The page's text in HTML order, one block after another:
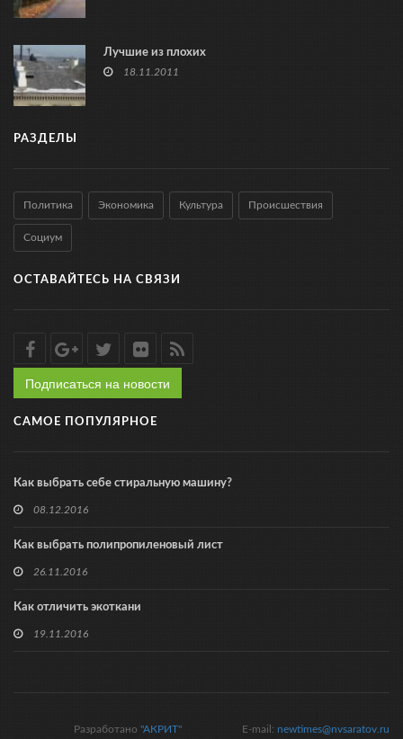
Лучшие из плохих
18.11.2011
РАЗДЕЛЫ
Политика Экономика Культура Происшествия
Социум
ОСТАВАЙТЕСЬ НА СВЯЗИ
Подписаться на новости
САМОЕ ПОПУЛЯРНОЕ
Как выбрать себе стиральную машину?
08.12.2016
Как выбрать полипропиленовый лист
26.11.2016
Как отличить экоткани
19.11.2016
E-mail: newtimes@nvsaratov.ru
Разработано "АКРИТ"